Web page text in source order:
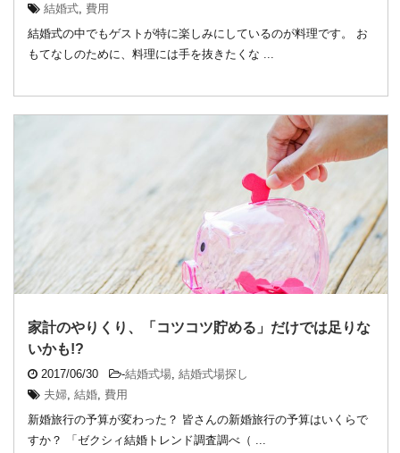
結婚式 費用
結婚式の中でもゲストが特に楽しみにしているのが料理です。 お
もてなしのために、料理には手を抜きたくな ...
家計のやりくり、「コツコツ貯める」だけでは足りな
いかも!?
2017/06/30 -結婚式場, 結婚式場探し
夫婦, 結婚, 費用
新婚旅行の予算が変わった？ 皆さんの新婚旅行の予算はいくらで
すか？ 「ゼクシィ結婚トレンド調査調べ（ ...